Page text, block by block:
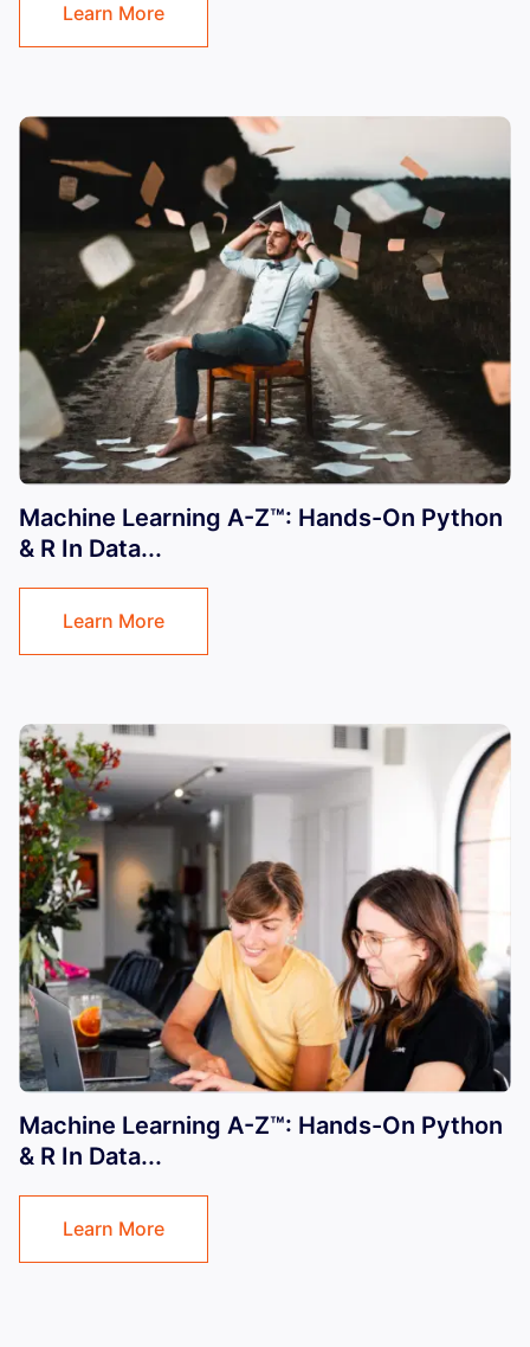
Learn More
Machine Learning A-Z™: Hands-On Python
& R In Data...
Learn More
Machine Learning A-Z™: Hands-On Python
& R In Data...
Learn More